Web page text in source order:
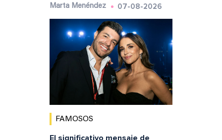
Marta Menéndez 07-08-2026
FAMOSOS
El significativo mensaje de